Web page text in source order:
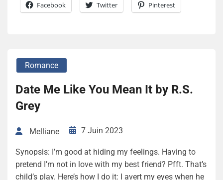
Facebook Twitter Pinterest
Romance
Date Me Like You Mean It by R.S.
Grey
Melliane 7 Juin 2023
Synopsis: I’m good at hiding my feelings. Having to
pretend I’m not in love with my best friend? Pfft. That’s
child’s play. Here’s how I do it: I avert my eyes when he